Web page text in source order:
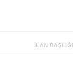
İLAN BAŞLIĞI